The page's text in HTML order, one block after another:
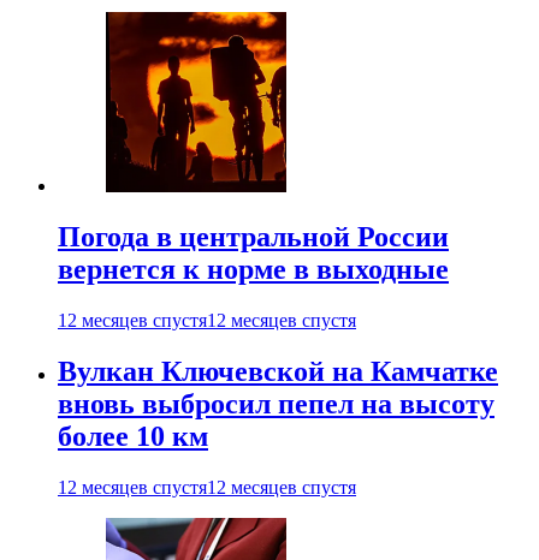
Погода в центральной России
вернется к норме в выходные
12 месяцев спустя12 месяцев спустя
Вулкан Ключевской на Камчатке
вновь выбросил пепел на высоту
более 10 км
12 месяцев спустя12 месяцев спустя